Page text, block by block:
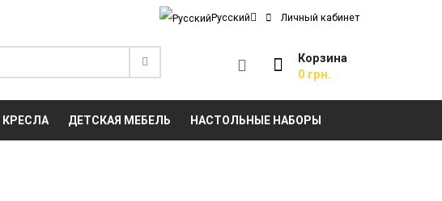
Русский Личный кабинет
Корзина
0 грн.
ДЕТСКАЯ МЕБЕЛЬ НАСТОЛЬНЫЕ НАБОРЫ